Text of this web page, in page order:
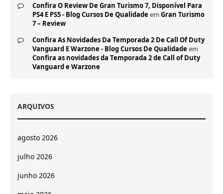
Confira O Review De Gran Turismo 7, Disponível Para
PS4 E PS5 - Blog Cursos De Qualidade em Gran Turismo
7 – Review
Confira As Novidades Da Temporada 2 De Call Of Duty
Vanguard E Warzone - Blog Cursos De Qualidade em
Confira as novidades da Temporada 2 de Call of Duty
Vanguard e Warzone
ARQUIVOS
agosto 2026
julho 2026
junho 2026